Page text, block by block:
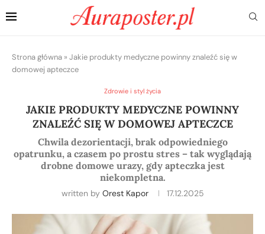
Strona główna » Jakie produkty medyczne powinny znaleźć się w
domowej apteczce
Zdrowie i styl życia
JAKIE PRODUKTY MEDYCZNE POWINNY
ZNALEŹĆ SIĘ W DOMOWEJ APTECZCE
Chwila dezorientacji, brak odpowiedniego
opatrunku, a czasem po prostu stres – tak wyglądają
drobne domowe urazy, gdy apteczka jest
niekompletna.
written by Orest Kapor 17.12.2025